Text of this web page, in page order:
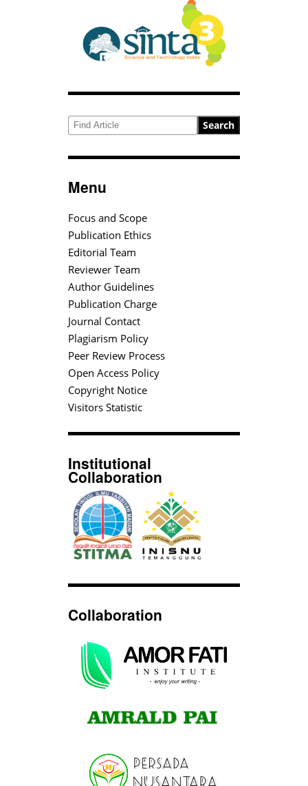
Search
Menu
Focus and Scope
Publication Ethics
Editorial Team
Reviewer Team
Author Guidelines
Publication Charge
Journal Contact
Plagiarism Policy
Peer Review Process
Open Access Policy
Copyright Notice
Visitors Statistic
Institutional
Collaboration
Collaboration